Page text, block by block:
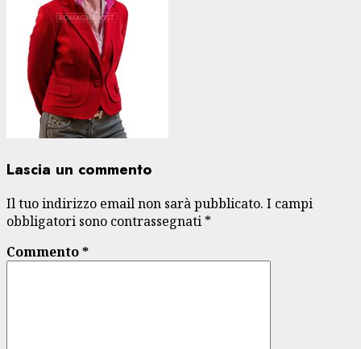
Lascia un commento
Il tuo indirizzo email non sarà pubblicato. I campi
obbligatori sono contrassegnati *
Commento*